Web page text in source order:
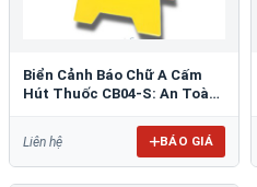
Biển Cảnh Báo Chữ A Cấm
Hút Thuốc CB04-S: An Toàn
Liên hệ BÁO GIÁ